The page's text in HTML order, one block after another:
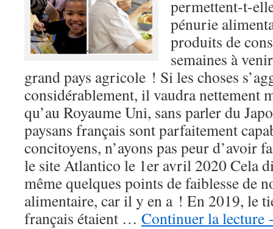
permettent-t-
pénurie
produits de
semaines à
grand pays agricole ! Si les choses
considérablement, il vaudra nettement
qu’au Royaume Uni, sans parler du
paysans français sont parfaitement
concitoyens, n’ayons pas peur
le site Atlantico le 1er avril 2020 Cela
même quelques points de faiblesse de
alimentaire, car il y en a ! En 2019, le
français étaient … Continuer la lecture